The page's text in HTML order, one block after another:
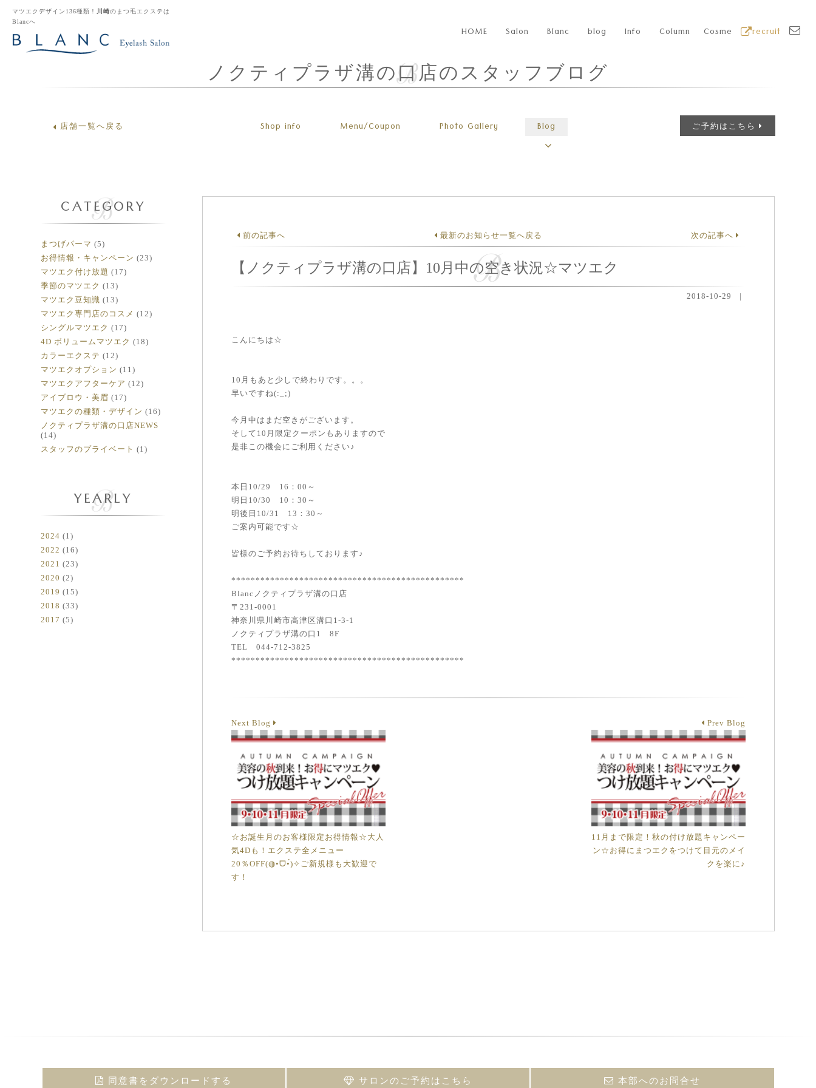
マツエクデザイン136種類！ 川崎のまつ毛エクステは
Blancへ
HOME Salon Blanc blog Info Column Cosme recruit
ノクティプラザ溝の口店のスタッフブログ
ご予約はこちら
店舗一覧へ戻る Shop info Menu/Coupon Photo Gallery Blog
CATEGORY
まつげパーマ (5)
お得情報・キャンペーン (23)
マツエク付け放題 (17)
季節のマツエク (13)
マツエク豆知識 (13)
マツエク専門店のコスメ (12)
シングルマツエク (17)
4D ボリュームマツエク (18)
カラーエクステ (12)
マツエクオプション (11)
マツエクアフターケア (12)
アイブロウ・美眉 (17)
マツエクの種類・デザイン (16)
ノクティプラザ溝の口店NEWS
(14)
スタッフのプライベート (1)
YEARLY
2024 (1)
2022 (16)
2021 (23)
2020 (2)
2019 (15)
2018 (33)
2017 (5)
前の記事へ 最新のお知らせ一覧へ戻る 次の記事へ
【ノクティプラザ溝の口店】10月中の空き状況☆マツエク
2018-10-29 |
こんにちは☆
10月もあと少しで終わりです。。。
早いですね(:_;)
今月中はまだ空きがございます。
そして10月限定クーポンもありますので
是非この機会にご利用ください♪
本日10/29 16：00～
明日10/30 10：30～
明後日10/31 13：30～
ご案内可能です☆
皆様のご予約お待ちしております♪
************************************************
Blancノクティプラザ溝の口店
〒231-0001
神奈川県川崎市高津区溝口1-3-1
ノクティプラザ溝の口1 8F
TEL 044-712-3825
************************************************
Prev Blog
11月まで限定！秋の付け放題キャンペー
ン☆お得にまつエクをつけて目元のメイ
クを楽に♪
Next Blog
☆お誕生月のお客様限定お得情報☆大人
気4Dも！エクステ全メニュー
20％OFF(◍•ᗜ•́)✧ご新規様も大歓迎で
す！
同意書をダウンロードする サロンのご予約はこちら 本部へのお問合せ